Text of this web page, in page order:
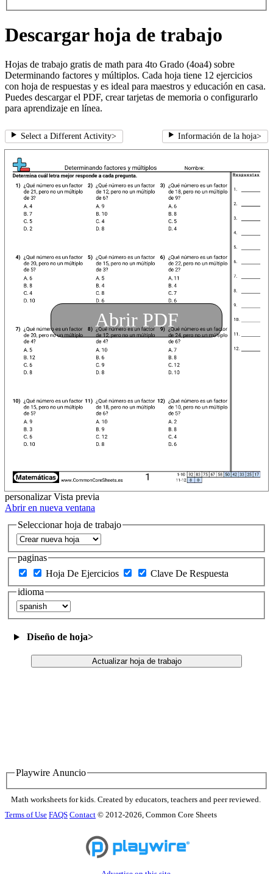
Descargar hoja de trabajo
Hojas de trabajo gratis de math para 4to Grado (4oa4) sobre
Determinando factores y múltiplos. Cada hoja tiene 12 ejercicios
con hoja de respuestas y es ideal para maestros y educación en casa.
Puedes descargar el PDF, crear tarjetas de memoria o configurarlo
para aprendizaje en línea.
Select a Different Activity> Información de la hoja>
Abrir PDF
personalizar Vista previa
Abrir en nueva ventana
Seleccionar hoja de trabajo
paginas
Hoja De Ejercicios
Clave De Respuesta
idioma
Diseño de hoja>
Actualizar hoja de trabajo
Playwire Anuncio
Math worksheets for kids. Created by educators, teachers and peer reviewed.
Terms of Use FAQS Contact © 2012-2026, Common Core Sheets